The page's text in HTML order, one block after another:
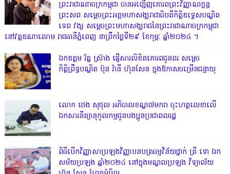
ព្រះរាជាណាចក្រកម្ពុជា បានអញ្ជើញគោរពព្រះវិញ្ញាណក្ខន្ធ
ព្រះសព សម្តេចព្រះអគ្គមហាសង្ឃរាជាធិបតីកិត្តិឧទ្ទេសបណ្ឌិត
ទេព វង្ស សម្តេចព្រះមហាសង្ឃរាជនៃព្រះរាជាណាចក្រកម្ពុជា
នៅវត្តឧណាលោម រាជធានីភ្នំពេញ នាព្រឹកថ្ងៃទី២៩ ខែកុម្ភៈ ឆ្នាំ២០២៤ ។
ឯកឧត្តម រ័ត្ន ស្រ៊ាង ផ្ញើសារលិខិតគោរពជូនពរ សម្តេច
កិត្តិព្រឹទ្ធបណ្ឌិត ប៊ុន រ៉ានី ហ៊ុនសែន ក្នុងឱកាសចម្រើនជន្មាយុ
លោក ថេង សុថុល អភិបាលខណ្ឌ៧មករា ចុះហត្ថលេខាលើ
ឯកសារនីត្យានុកូលកម្មជូនបងប្អូនប្រជាពលរដ្ឋ
ពិធីបើកវិញ្ញាសាប្រឡងវិញ្ញាបនបត្រធម្មវិន័យថ្នាក់ ត្រី ទោ ឯក
សម័យប្រឡង ឆ្នាំ២០២៤ នៅក្នុងមណ្ឌលប្រឡង វិទ្យាល័យ